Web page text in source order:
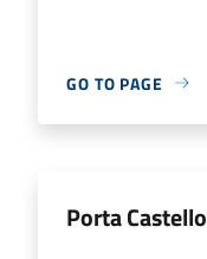
GO TO PAGE
Porta Castello